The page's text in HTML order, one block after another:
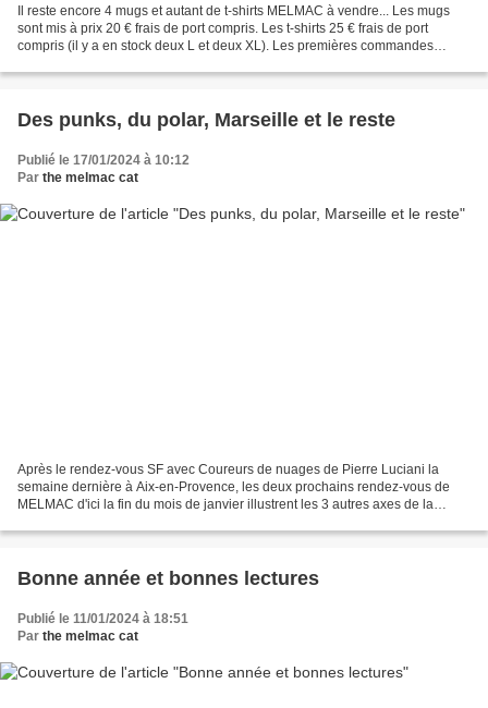
Il reste encore 4 mugs et autant de t-shirts MELMAC à vendre... Les mugs
sont mis à prix 20 € frais de port compris. Les t-shirts 25 € frais de port
compris (il y a en stock deux L et deux XL). Les premières commandes
Des punks, du polar, Marseille et le reste
Publié le 17/01/2024 à 10:12
Par the melmac cat
Après le rendez-vous SF avec Coureurs de nuages de Pierre Luciani la
semaine dernière à Aix-en-Provence, les deux prochains rendez-vous de
MELMAC d'ici la fin du mois de janvier illustrent les 3 autres axes de la
Bonne année et bonnes lectures
Publié le 11/01/2024 à 18:51
Par the melmac cat